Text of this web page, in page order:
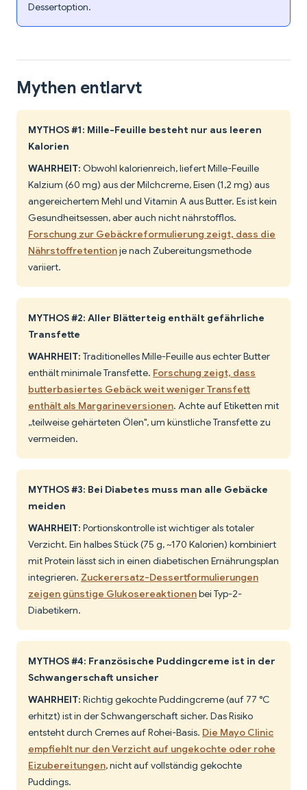
Dessertoption.
Mythen entlarvt
MYTHOS #1: Mille-Feuille besteht nur aus leeren
Kalorien
WAHRHEIT: Obwohl kalorienreich, liefert Mille-Feuille
Kalzium (60 mg) aus der Milchcreme, Eisen (1,2 mg) aus
angereichertem Mehl und Vitamin A aus Butter. Es ist kein
Gesundheitsessen, aber auch nicht nährstofflos.
Forschung zur Gebäckreformulierung zeigt, dass die
Nährstoffretentionje nach Zubereitungsmethode
variiert.
MYTHOS #2: Aller Blätterteig enthält gefährliche
Transfette
WAHRHEIT: Traditionelles Mille-Feuille aus echter Butter
enthält minimale Transfette. Forschung zeigt, dass
butterbasiertes Gebäck weit weniger Transfett
enthält als Margarineversionen. Achte auf Etiketten mit
„teilweise gehärteten Ölen", um künstliche Transfette zu
vermeiden.
MYTHOS #3: Bei Diabetes muss man alle Gebäcke
meiden
WAHRHEIT: Portionskontrolle ist wichtiger als totaler
Verzicht. Ein halbes Stück (75 g, ~170 Kalorien) kombiniert
mit Protein lässt sich in einen diabetischen Ernährungsplan
integrieren. Zuckerersatz-Dessertformulierungen
zeigen günstige Glukosereaktionenbei Typ-2-
Diabetikern.
MYTHOS #4: Französische Puddingcreme ist in der
Schwangerschaft unsicher
WAHRHEIT: Richtig gekochte Puddingcreme (auf 77 °C
erhitzt) ist in der Schwangerschaft sicher. Das Risiko
entsteht durch Cremes auf Rohei-Basis. Die Mayo Clinic
empfiehlt nur den Verzicht auf ungekochte oder rohe
Eizubereitungen, nicht auf vollständig gekochte
Puddings.